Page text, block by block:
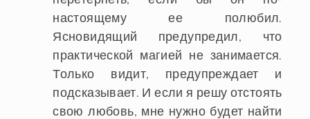
настоящему ее полюбил.
Ясновидящий предупредил, что
практической магией не занимается.
Только видит, предупреждает и
подсказывает. И если я решу отстоять
свою любовь, мне нужно будет найти